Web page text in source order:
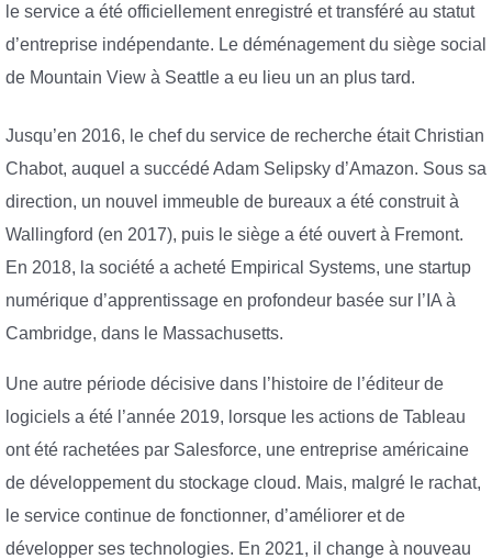
le service a été officiellement enregistré et transféré au statut
d’entreprise indépendante. Le déménagement du siège social
de Mountain View à Seattle a eu lieu un an plus tard.
Jusqu’en 2016, le chef du service de recherche était Christian
Chabot, auquel a succédé Adam Selipsky d’Amazon. Sous sa
direction, un nouvel immeuble de bureaux a été construit à
Wallingford (en 2017), puis le siège a été ouvert à Fremont.
En 2018, la société a acheté Empirical Systems, une startup
numérique d’apprentissage en profondeur basée sur l’IA à
Cambridge, dans le Massachusetts.
Une autre période décisive dans l’histoire de l’éditeur de
logiciels a été l’année 2019, lorsque les actions de Tableau
ont été rachetées par Salesforce, une entreprise américaine
de développement du stockage cloud. Mais, malgré le rachat,
le service continue de fonctionner, d’améliorer et de
développer ses technologies. En 2021, il change à nouveau